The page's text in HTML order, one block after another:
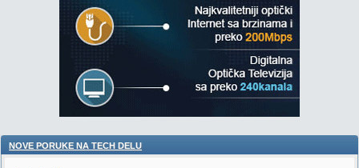
NOVE PORUKE NA TECH DELU